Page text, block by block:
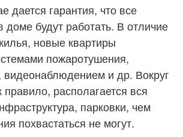
дается гарантия, что все
доме будут работать. В отличие
новые квартиры
пожаротушения,
видеонаблюдением и др. Вокруг
правило, располагается вся
парковки, чем
похвастаться не могут.